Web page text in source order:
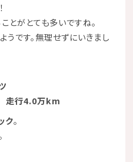
とがとても多いですね。
です。無理せずにいきまし
走行4.0万km
ク。